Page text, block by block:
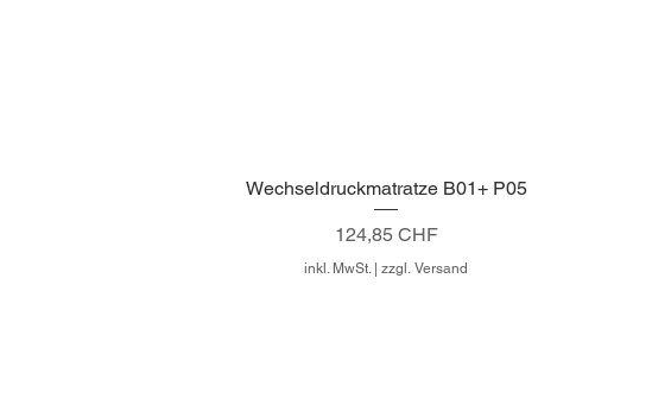
Schnellansicht
Wechseldruckmatratze B01+ P05
Preis
124,85 CHF
inkl. MwSt. | zzgl. Versand